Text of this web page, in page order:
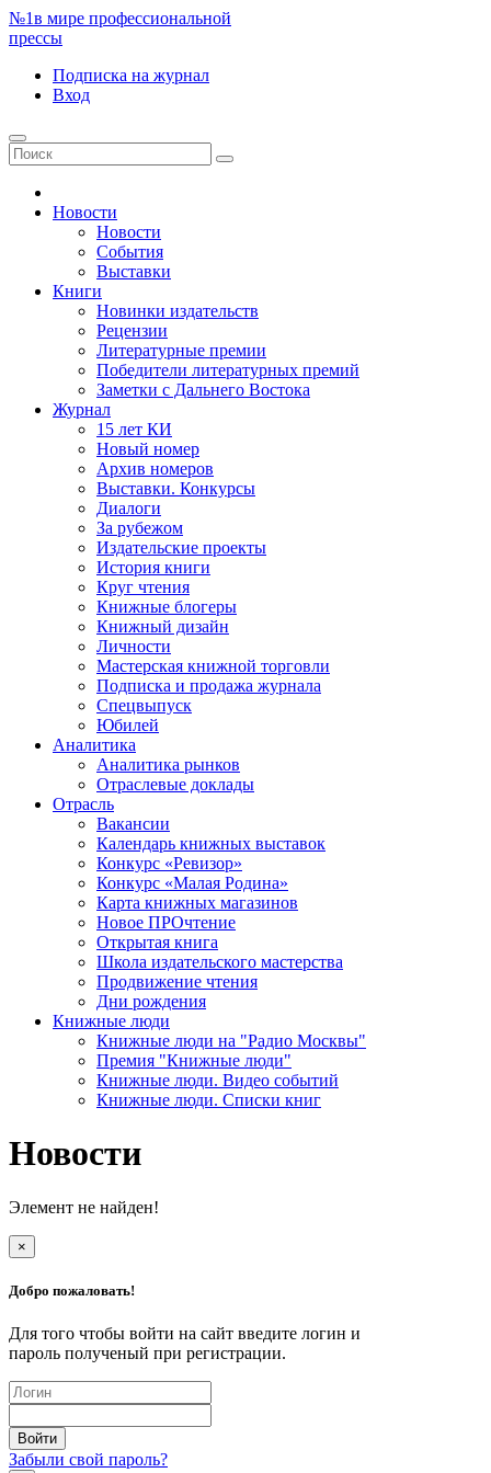
№1в мире профессиональной
прессы
Подписка на журнал
Вход
Новости
Новости
События
Выставки
Книги
Новинки издательств
Рецензии
Литературные премии
Победители литературных премий
Заметки с Дальнего Востока
Журнал
15 лет КИ
Новый номер
Архив номеров
Выставки. Конкурсы
Диалоги
За рубежом
Издательские проекты
История книги
Круг чтения
Книжные блогеры
Книжный дизайн
Личности
Мастерская книжной торговли
Подписка и продажа журнала
Спецвыпуск
Юбилей
Аналитика
Аналитика рынков
Отраслевые доклады
Отрасль
Вакансии
Календарь книжных выставок
Конкурс «Ревизор»
Конкурс «Малая Родина»
Карта книжных магазинов
Новое ПРОчтение
Открытая книга
Школа издательского мастерства
Продвижение чтения
Дни рождения
Книжные люди
Книжные люди на "Радио Москвы"
Премия "Книжные люди"
Книжные люди. Видео событий
Книжные люди. Списки книг
Новости
Элемент не найден!
×
Добро пожаловать!
Для того чтобы войти на сайт введите логин и
пароль полученый при регистрации.
Забыли свой пароль?